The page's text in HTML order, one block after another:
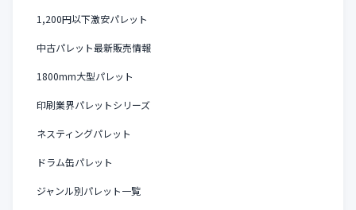
1,200円以下激安パレット
中古パレット最新販売情報
1800mm大型パレット
印刷業界パレットシリーズ
ネスティングパレット
ドラム缶パレット
ジャンル別パレット一覧